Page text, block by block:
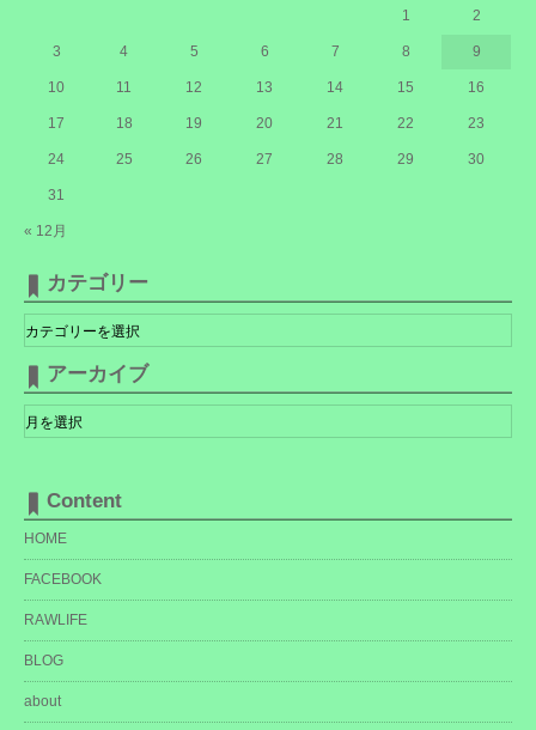
« 12月
1 2
3 4 5 6 7 8 9
10 11 12 13 14 15 16
17 18 19 20 21 22 23
24 25 26 27 28 29 30
31
カテゴリー
テ
ゴ
リ
ー
アーカイブ
ー
カ
Content
HOME
FACEBOOK
RAWLIFE
BLOG
about